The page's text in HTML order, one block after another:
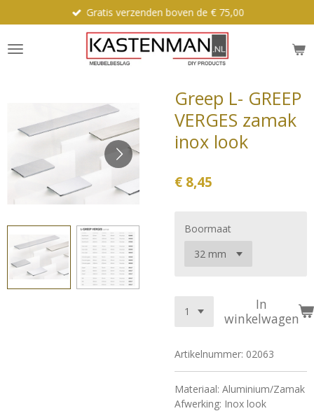
direct
naar
de
Gratis verzenden boven de € 75,00
Greep L- GREEP
VERGES zamak
inox look
€ 8,45
Boormaat
In
winkelwagen
Artikelnummer: 02063
Materiaal: Aluminium/Zamak
Afwerking: Inox look